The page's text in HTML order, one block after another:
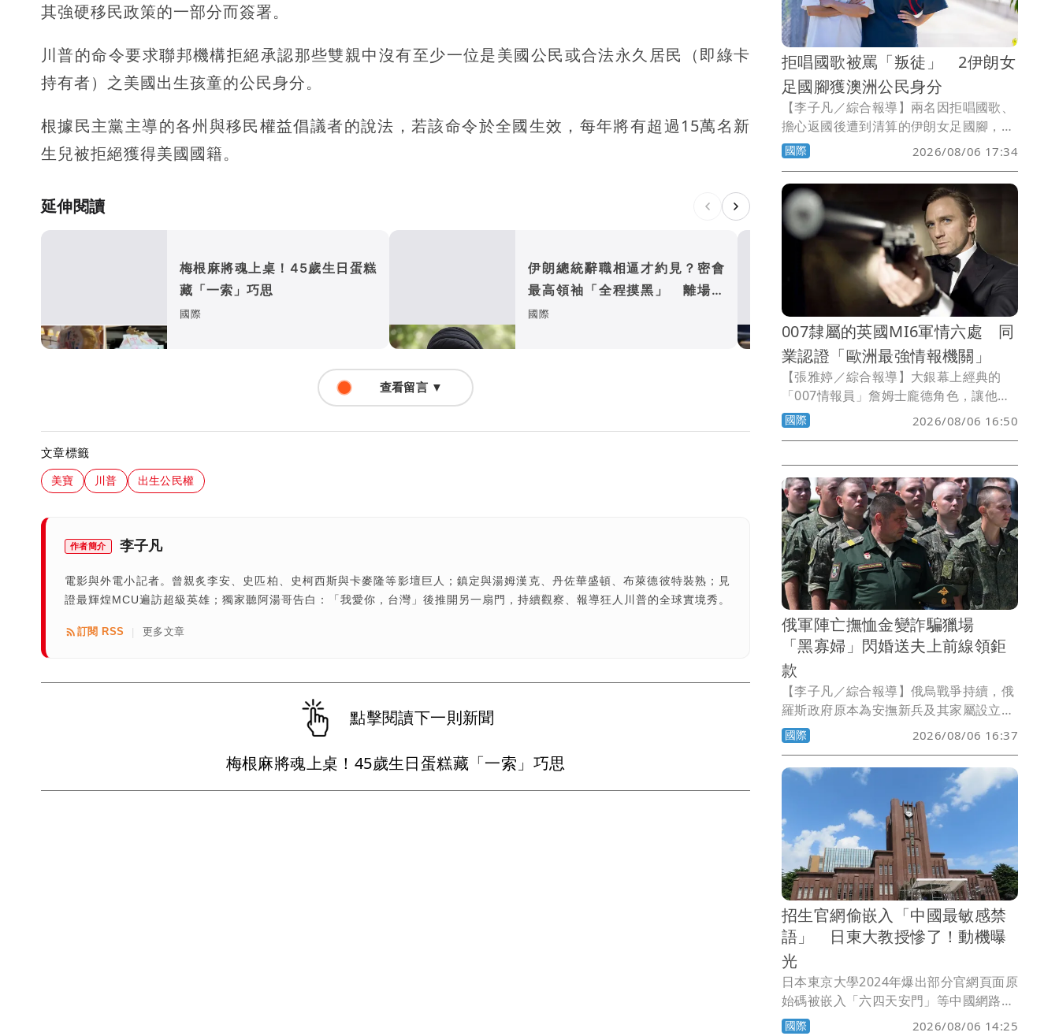
其強硬移民政策的一部分而簽署。
川普的命令要求聯邦機構拒絕承認那些雙親中沒有至少一位是美國公民或合法永久居民（即綠卡
持有者）之美國出生孩童的公民身分。
根據民主黨主導的各州與移民權益倡議者的說法，若該命令於全國生效，每年將有超過15萬名新
生兒被拒絕獲得美國國籍。
延伸閱讀
梅根麻將魂上桌！45歲生日蛋糕
藏「一索」巧思
國際
伊朗總統辭職相逼才約見？密會
最高領袖「全程摸黑」 離場問
幕僚：真是本人？
國際
川普駁斥彈藥短缺報導 稱
有大量庫存
國際
查看留言 ▼
文章標籤
美寶 川普 出生公民權
作者簡介 李子凡
電影與外電小記者。曾親炙李安、史匹柏、史柯西斯與卡麥隆等影壇巨人；鎮定與湯姆漢克、丹佐華盛頓、布萊德彼特裝熟；見
證最輝煌MCU遍訪超級英雄；獨家聽阿湯哥告白：「我愛你，台灣」後推開另一扇門，持續觀察、報導狂人川普的全球實境秀。
訂閱 RSS | 更多文章
點擊閱讀下一則新聞
梅根麻將魂上桌！45歲生日蛋糕藏「一索」巧思
拒唱國歌被罵「叛徒」 2伊朗女
足國腳獲澳洲公民身分
【李子凡／綜合報導】兩名因拒唱國歌、
擔心返國後遭到清算的伊朗女足國腳，已
在澳洲展開新人生。34歲的拉梅扎尼薩德
（Atefeh Ramezanisadeh）與22歲的帕
桑迪德（Fatemeh Pasandideh），周三
在昆士蘭州布里斯本宣誓入籍，正式取得
澳洲公民身分。
國際 2026/08/06 17:34
007隸屬的英國MI6軍情六處 同
業認證「歐洲最強情報機關」
【張雅婷／綜合報導】大銀幕上經典的
「007情報員」詹姆士龐德角色，讓他隸
屬的英國「軍情六處」（MI6）名滿天
下。根據一項調查，來自歐洲25個國家約
機關之中，MI6整體能力最佳，可謂歐洲
最強大的對外情報機關。
國際 2026/08/06 16:50
俄軍陣亡撫恤金變詐騙獵場
「黑寡婦」閃婚送夫上前線領鉅
款
【李子凡／綜合報導】俄烏戰爭持續，俄
羅斯政府原本為安撫新兵及其家屬設立的
陣亡撫恤制度，如今卻被不法分子盯上。
美國CNN報導，俄國近年接連爆出所謂
「黑寡婦」騙局，部分女性專門鎖定孤
兒、無親屬或處境弱勢的男性，迅速結婚
後將丈夫送上前線，一旦對方陣亡，便以
法定最近親屬身分領取高額補償。
國際 2026/08/06 16:37
招生官網偷嵌入「中國最敏感禁
語」 日東大教授慘了！動機曝
光
日本東京大學2024年爆出部分官網頁面原
始碼被嵌入「六四天安門」等中國網路敏
感關鍵字，疑似利用中國網路審查機制，
國際 2026/08/06 14:25